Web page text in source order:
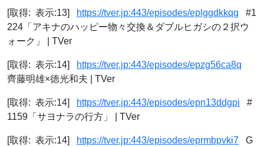
[取得: 表示:13] https://tver.jp:443/episodes/eplggdkkqg #1
224「アキナのハッピー物々交換＆ダブルヒガシの２択ウ
ォーク」 | TVer
[取得: 表示:14]
https://tver.jp:443/episodes/epzg56ca8q
齊藤明雄×徳光和夫 | TVer
[取得: 表示:14] https://tver.jp:443/episodes/epn13ddgpi #
1159「サヨナラの行方」 | TVer
[取得: 表示:14] https://tver.jp:443/episodes/eprmbpvki7 G